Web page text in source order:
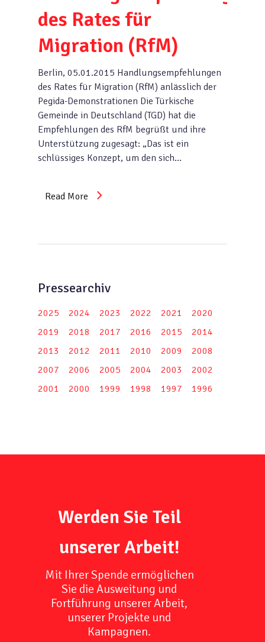
des Rates für
Migration (RfM)
Berlin, 05.01.2015 Handlungsempfehlungen
des Rates für Migration (RfM) anlässlich der
Pegida-Demonstrationen Die Türkische
Gemeinde in Deutschland (TGD) hat die
Empfehlungen des RfM begrüßt und ihre
Unterstützung zugesagt: „Das ist ein
schlüssiges Konzept, um den sich…
Read More
Pressearchiv
2025 2024 2023 2022 2021
2020
2019
2018 2017 2016 2015
2014
2013
2012 2011 2010 2009
2008
2007
2006 2005 2004 2003
2002
2001
2000 1999 1998 1997 1996
Werden Sie Teil
unserer Arbeit!
Mit Ihrer Spende ermöglichen
Sie die Ausweitung und
Fortführung unserer Arbeit,
unserer Projekte und
Kampagnen.